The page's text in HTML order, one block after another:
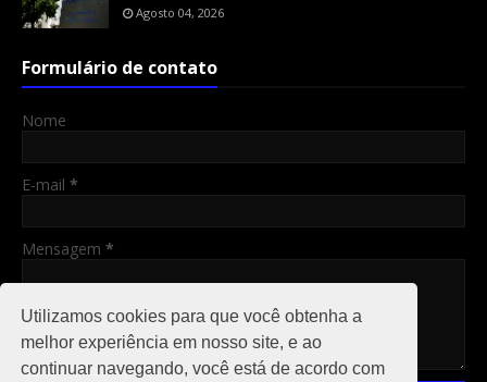
Utilizamos cookies para que você obtenha a
melhor experiência em nosso site, e ao
continuar navegando, você está de acordo com
Agosto 04, 2026
Formulário de contato
Nome
E-mail *
Mensagem *